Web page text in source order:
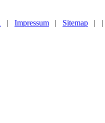
| Impressum | Sitemap | |